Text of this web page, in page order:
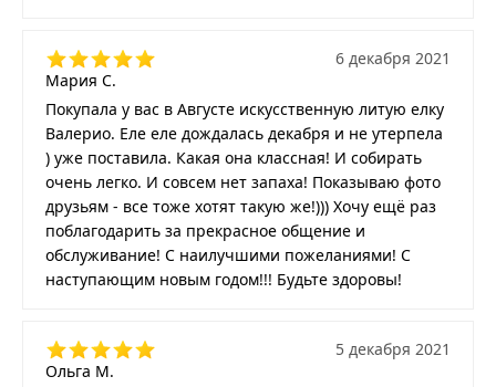
Мария С.
6 декабря 2021
Покупала у вас в Августе искусственную литую елку
Валерио. Еле еле дождалась декабря и не утерпела
) уже поставила. Какая она классная! И собирать
очень легко. И совсем нет запаха! Показываю фото
друзьям - все тоже хотят такую же!))) Хочу ещё раз
поблагодарить за прекрасное общение и
обслуживание! С наилучшими пожеланиями! С
наступающим новым годом!!! Будьте здоровы!
Ольга М.
5 декабря 2021